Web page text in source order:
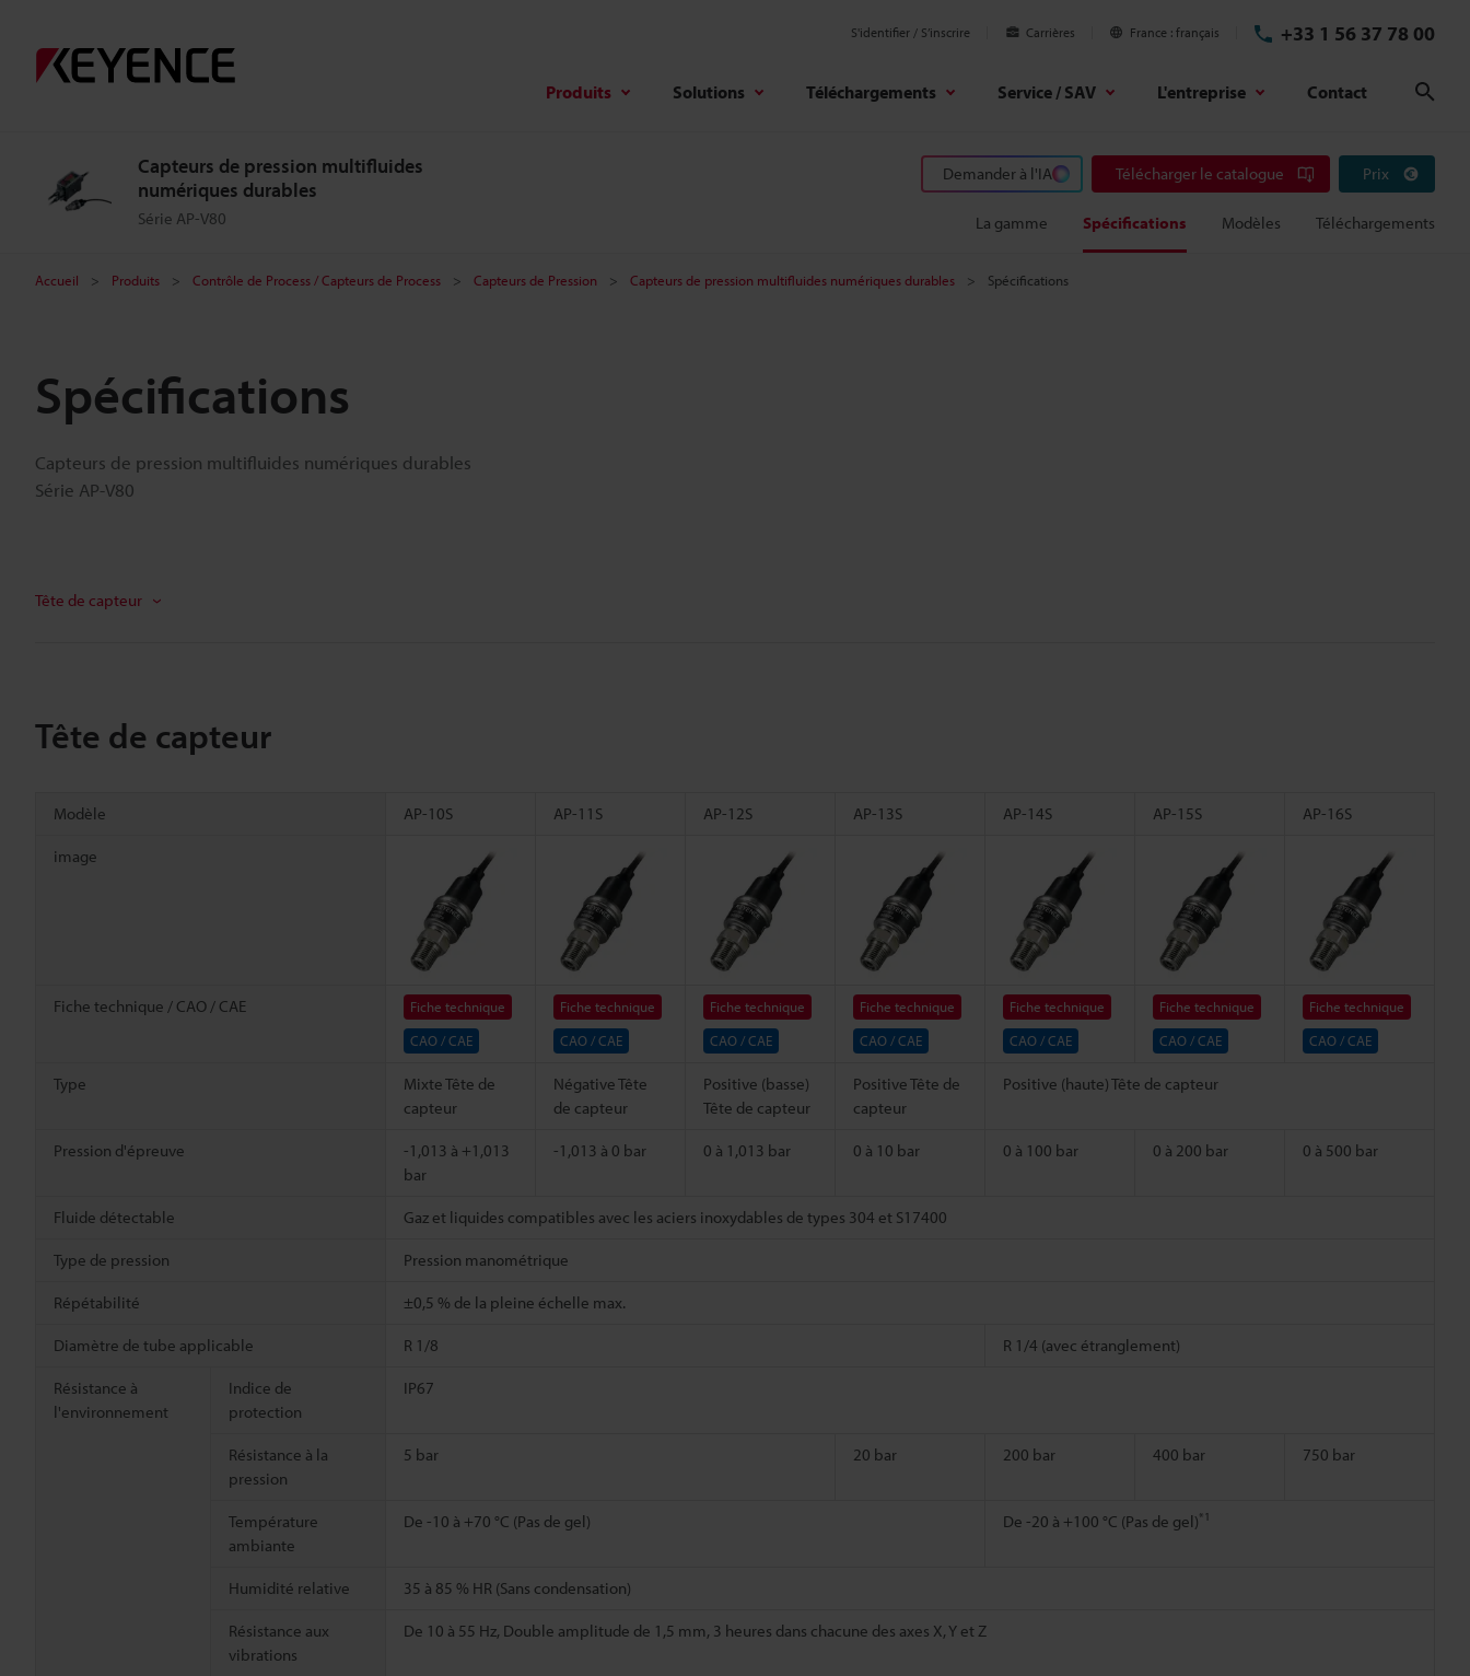
S'identifier / S’inscrire Carrières France français +33 1 56 37 78 00
Produits Solutions Téléchargements Service / SAV L'entreprise Contact
Capteurs de pression multifluides
numériques durables
Série AP-V80
Demander à l'IA Télécharger le catalogue Prix
La gamme Spécifications Modèles Téléchargements
Accueil Produits Contrôle de Process / Capteurs de Process Capteurs de Pression Capteurs de pression multifluides numériques durables Spécifications
Spécifications
Capteurs de pression multifluides numériques durables
Série AP-V80
Tête de capteur
Tête de capteur
Modèle AP-10S AP-11S AP-12S AP-13S AP-14S AP-15S AP-16S
image
Fiche technique / CAO / CAE
Fiche technique
CAO / CAE
Fiche technique
CAO / CAE
Fiche technique
CAO / CAE
Fiche technique
CAO / CAE
Fiche technique
CAO / CAE
Fiche technique
CAO / CAE
Fiche technique
CAO / CAE
Type
Mixte Tête de
capteur
Négative Tête
de capteur
Positive (basse)
Tête de capteur
Positive Tête de
capteur
Positive (haute) Tête de capteur
Pression d'épreuve
-1,013 à +1,013
bar
-1,013 à 0 bar 0 à 1,013 bar 0 à 10 bar 0 à 100 bar 0 à 200 bar 0 à 500 bar
Fluide détectable Gaz et liquides compatibles avec les aciers inoxydables de types 304 et S17400
Type de pression Pression manométrique
Répétabilité ±0,5 % de la pleine échelle max.
Diamètre de tube applicable R 1/8 R 1/4 (avec étranglement)
Résistance à
l'environnement
Indice de
protection
IP67
Résistance à la
pression
5 bar 20 bar 200 bar 400 bar 750 bar
Température
ambiante
De -10 à +70 °C (Pas de gel) De -20 à +100 °C (Pas de gel)*1
Humidité relative 35 à 85 % HR (Sans condensation)
Résistance aux
vibrations
De 10 à 55 Hz, Double amplitude de 1,5 mm, 3 heures dans chacune des axes X, Y et Z